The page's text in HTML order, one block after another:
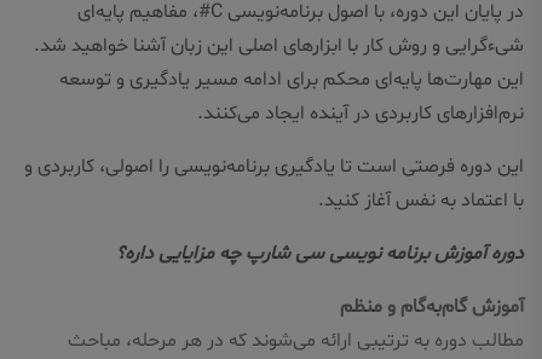
در پایان این دوره، با اصول برنامه‌نویسی C#، مفاهیم پایه‌ای
شیء‌گرایی و روش کار با ابزارهای اصلی این زبان آشنا خواهید شد.
این مهارت‌ها پایه‌ای محکم برای ادامه مسیر یادگیری و توسعه
نرم‌افزارهای کاربردی در آینده ایجاد می‌کنند.
این دوره فرصتی است تا یادگیری برنامه‌نویسی را اصولی، کاربردی و
با اعتماد به نفس آغاز کنید.
دوره آموزش برنامه نویسی سی شارپ چه مزایایی داره؟
آموزش گام‌به‌گام و منظم
مطالب دوره به ترتیبی ارائه می‌شوند که در هر مرحله، مباحث